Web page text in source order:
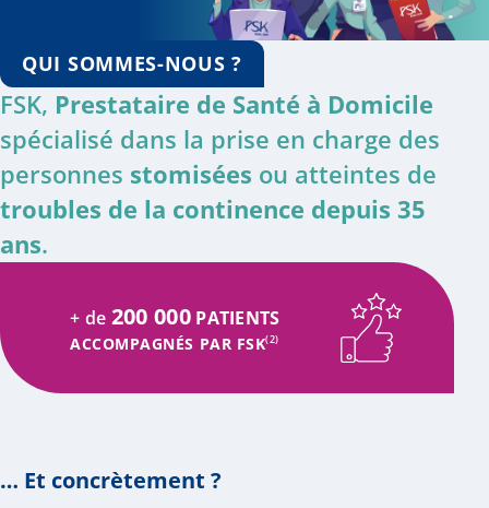
QUI SOMMES-NOUS ?
FSK, Prestataire de Santé à Domicile
spécialisé dans la prise en charge des
personnes stomisées ou atteintes de
troubles de la continence depuis 35
ans.
+ de 200 000 PATIENTS
ACCOMPAGNÉS PAR FSK(2)
… Et concrètement ?